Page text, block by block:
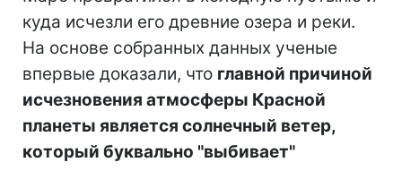
куда исчезли его древние озера и реки.
На основе собранных данных ученые
впервые доказали, что главной причиной
исчезновения атмосферы Красной
планеты является солнечный ветер,
который буквально "выбивает"